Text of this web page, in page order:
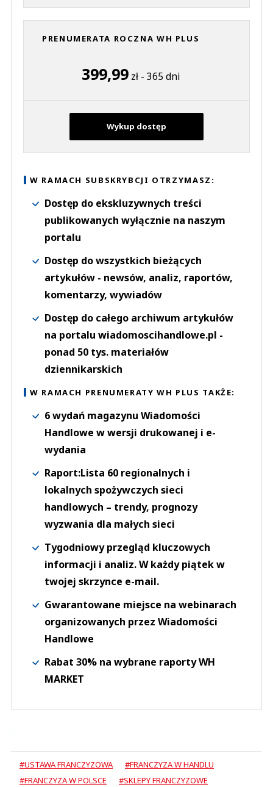
PRENUMERATA ROCZNA WH PLUS
399,99zł - 365 dni
Wykup dostęp
W RAMACH SUBSKRYBCJI OTRZYMASZ:
Dostęp do ekskluzywnych treści
publikowanych wyłącznie na naszym
portalu
Dostęp do wszystkich bieżących
artykułów - newsów, analiz, raportów,
komentarzy, wywiadów
Dostęp do całego archiwum artykułów
na portalu wiadomoscihandlowe.pl -
ponad 50 tys. materiałów
dziennikarskich
W RAMACH PRENUMERATY WH PLUS TAKŻE:
6 wydań magazynu Wiadomości
Handlowe w wersji drukowanej i e-
wydania
Raport:Lista 60 regionalnych i
lokalnych spożywczych sieci
handlowych – trendy, prognozy
wyzwania dla małych sieci
Tygodniowy przegląd kluczowych
informacji i analiz. W każdy piątek w
twojej skrzynce e-mail.
Gwarantowane miejsce na webinarach
organizowanych przez Wiadomości
Handlowe
Rabat 30% na wybrane raporty WH
MARKET
#USTAWA FRANCZYZOWA
#FRANCZYZA W HANDLU
#FRANCZYZA W POLSCE
#SKLEPY FRANCZYZOWE